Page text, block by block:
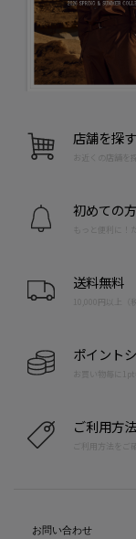
店舗を探す
お近くの店舗を探
初めての
もっと便利に！
送料無料
10,000円以上（
ポイント
お買い物毎に
ご利用方法
ご利用方法をご
お問い合わせ